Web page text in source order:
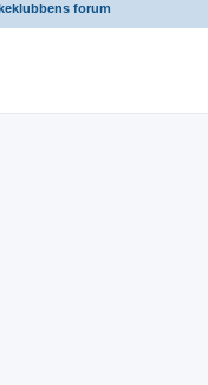
forum